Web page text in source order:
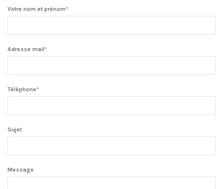
Votre nom et prénom*
Adresse mail*
Téléphone*
Sujet
Message